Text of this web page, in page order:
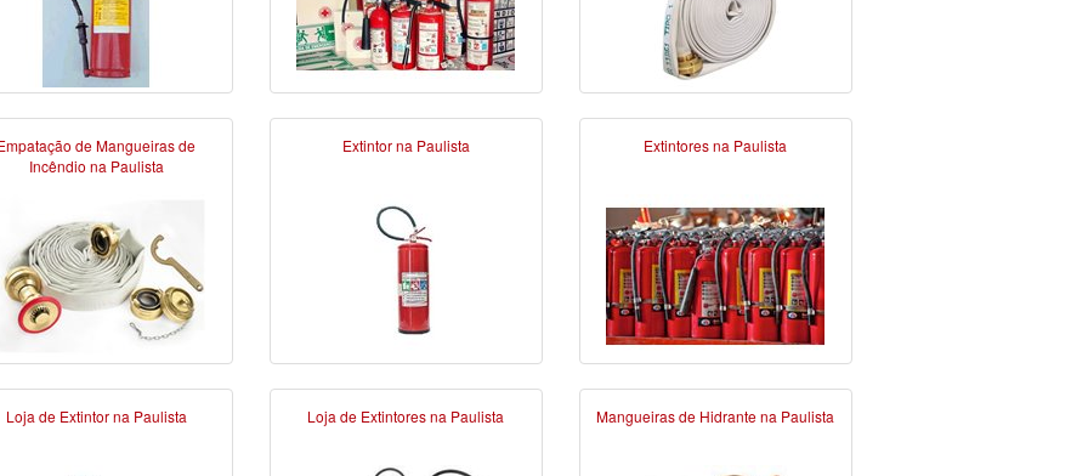
de Mangueiras de
Incêndio na Paulista
Extintor na Paulista Extintores na Paulista
Loja de Extintor na Paulista Loja de Extintores na Paulista Mangueiras de Hidrante na Paulista